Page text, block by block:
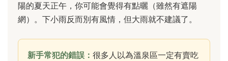
陽的夏天正午，你可能會覺得有點曬（雖然有遮陽
網）。下小雨反而別有風情，但大雨就不建議了。
新手常犯的錯誤： 很多人以為溫泉區一定有賣吃